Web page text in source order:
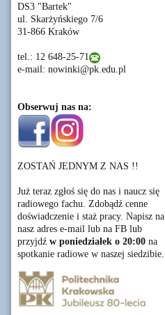
DS3 "Bartek"
ul. Skarżyńskiego 7/6
31-866 Kraków
tel.: 12 648-25-71
e-mail: nowinki@pk.edu.pl
Obserwuj nas na:
ZOSTAŃ JEDNYM Z NAS !!
Już teraz zgłoś się do nas i naucz się
radiowego fachu. Zdobądź cenne
doświadczenie i staż pracy. Napisz na
nasz adres e-mail lub na FB lub
przyjdź w poniedziałek o 20:00 na
spotkanie radiowe w naszej siedzibie.